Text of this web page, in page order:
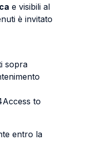
e visibili al
è invitato
sopra
to
entro la